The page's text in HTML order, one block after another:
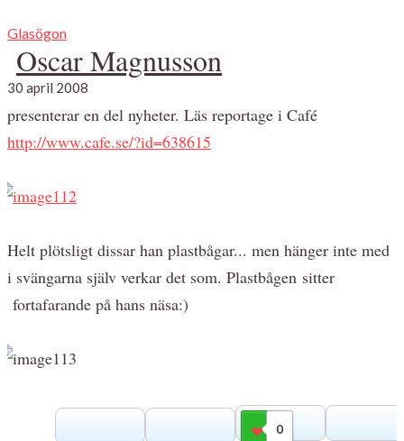
Glasögon
Oscar Magnusson
30 april 2008
presenterar en del nyheter. Läs reportage i Café
http://www.cafe.se/?id=638615
Helt plötsligt dissar han plastbågar... men hänger inte med
i svängarna själv verkar det som. Plastbågen sitter
fortafarande på hans näsa:)
0
Gilla